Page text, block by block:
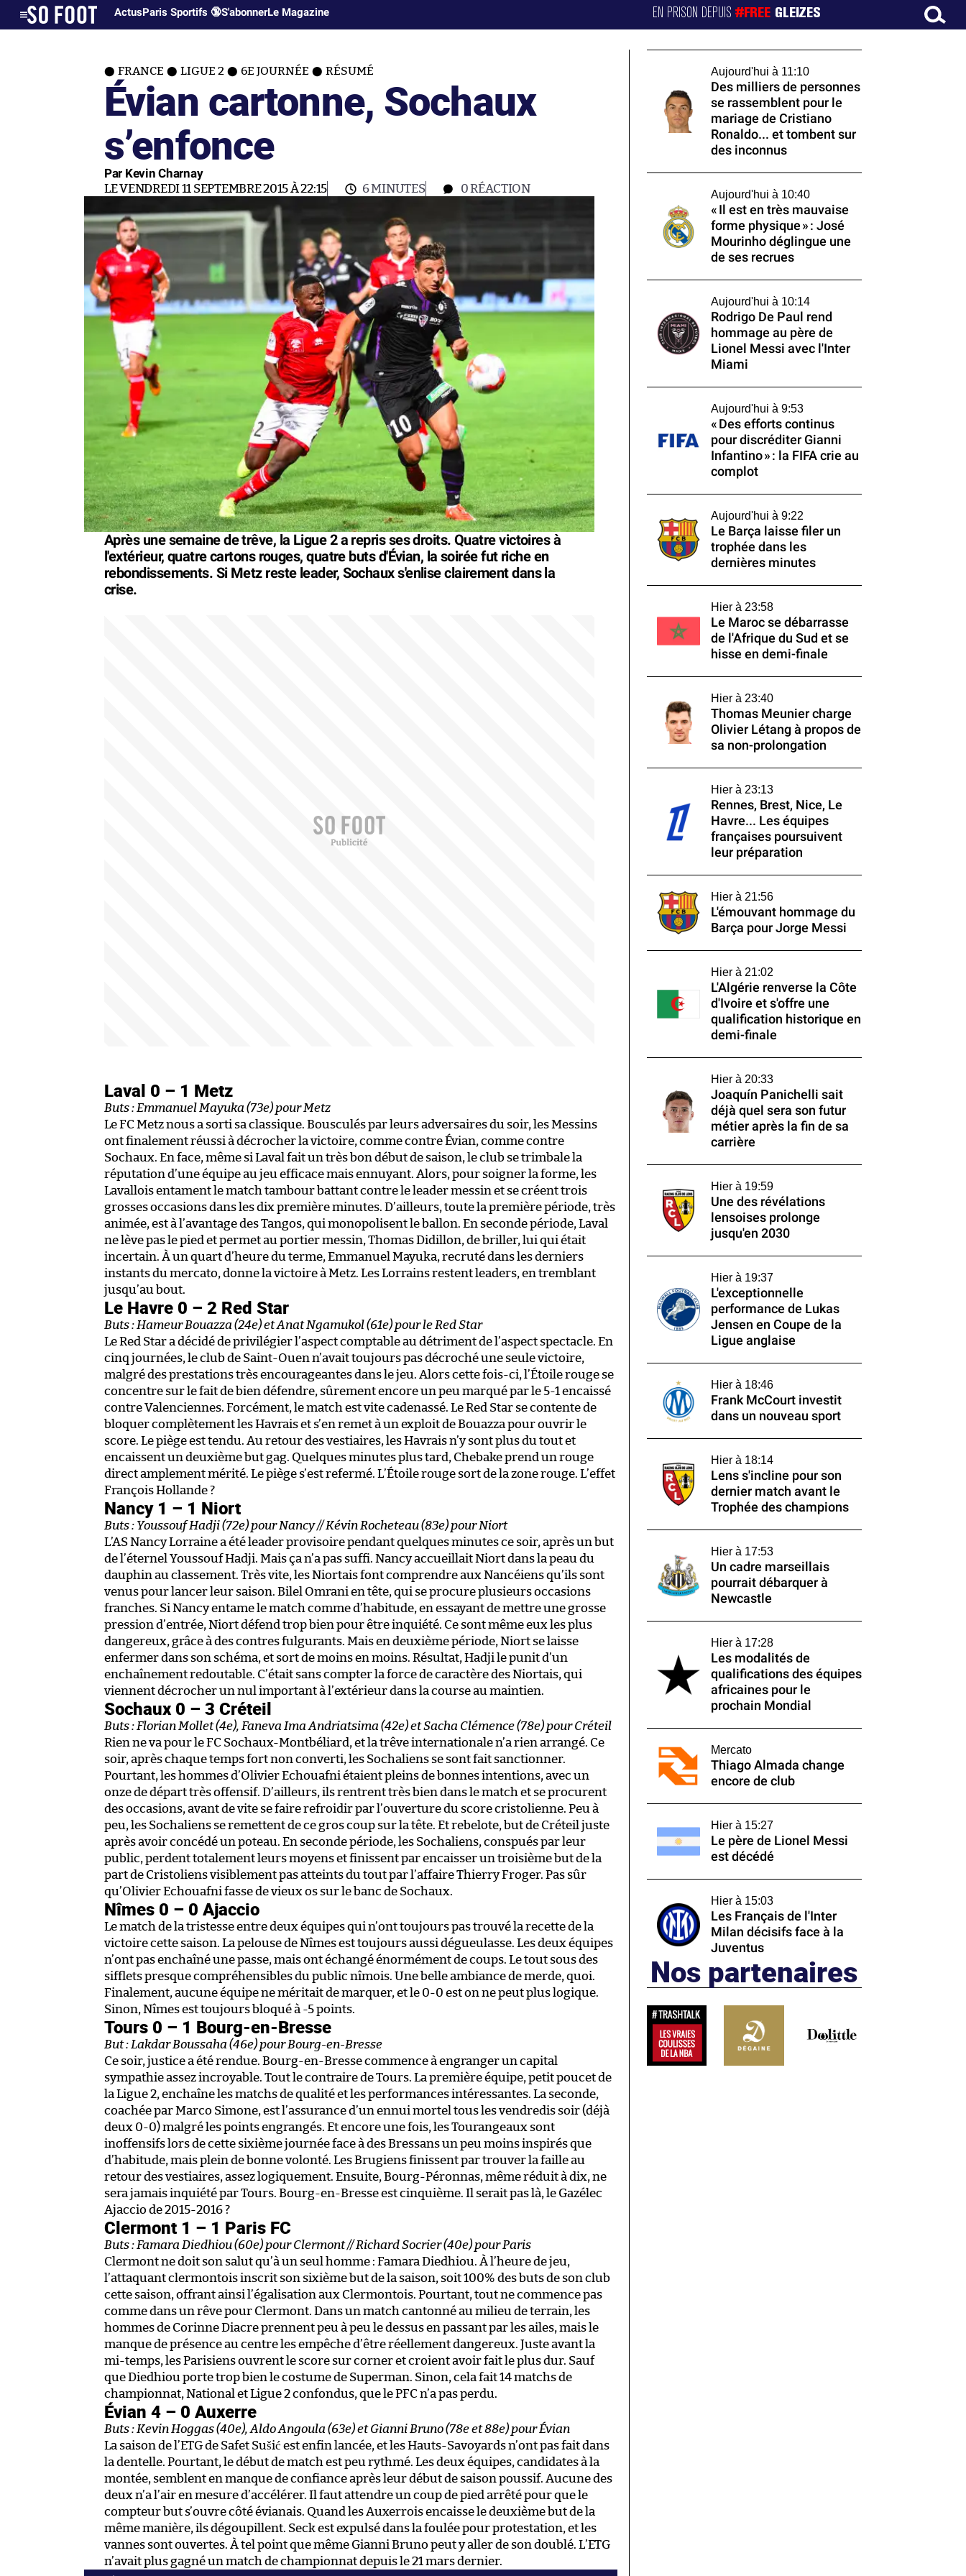
ActusParis Sportifs 🔞S'abonnerLe Magazine EN PRISON DEPUIS#FREE GLEIZES
FRANCE LIGUE 2 6E JOURNÉE RÉSUMÉ
Évian cartonne, Sochaux
s’enfonce
Par Kevin Charnay
LE VENDREDI 11 SEPTEMBRE 2015 À 22:15 6 MINUTES 0RÉACTION
Après une semaine de trêve, la Ligue 2 a repris ses droits. Quatre victoires à
l'extérieur, quatre cartons rouges, quatre buts d'Évian, la soirée fut riche en
rebondissements. Si Metz reste leader, Sochaux s'enlise clairement dans la
crise.
Laval 0 – 1 Metz
Buts : Emmanuel Mayuka (73e) pour Metz
Le FC Metz nous a sorti sa classique. Bousculés par leurs adversaires du soir, les Messins
ont finalement réussi à décrocher la victoire, comme contre Évian, comme contre
Sochaux. En face, même si Laval fait un très bon début de saison, le club se trimbale la
réputation d’une équipe au jeu efficace mais ennuyant. Alors, pour soigner la forme, les
Lavallois entament le match tambour battant contre le leader messin et se créent trois
grosses occasions dans les dix première minutes. D’ailleurs, toute la première période, très
animée, est à l’avantage des Tangos, qui monopolisent le ballon. En seconde période, Laval
ne lève pas le pied et permet au portier messin, Thomas Didillon, de briller, lui qui était
incertain. À un quart d’heure du terme, Emmanuel Mayuka, recruté dans les derniers
instants du mercato, donne la victoire à Metz. Les Lorrains restent leaders, en tremblant
jusqu’au bout.
Le Havre 0 – 2 Red Star
Buts : Hameur Bouazza (24e) et Anat Ngamukol (61e) pour le Red Star
Le Red Star a décidé de privilégier l’aspect comptable au détriment de l’aspect spectacle. En
cinq journées, le club de Saint-Ouen n’avait toujours pas décroché une seule victoire,
malgré des prestations très encourageantes dans le jeu. Alors cette fois-ci, l’Étoile rouge se
concentre sur le fait de bien défendre, sûrement encore un peu marqué par le 5-1 encaissé
contre Valenciennes. Forcément, le match est vite cadenassé. Le Red Star se contente de
bloquer complètement les Havrais et s’en remet à un exploit de Bouazza pour ouvrir le
score. Le piège est tendu. Au retour des vestiaires, les Havrais n’y sont plus du tout et
encaissent un deuxième but gag. Quelques minutes plus tard, Chebake prend un rouge
direct amplement mérité. Le piège s’est refermé. L’Étoile rouge sort de la zone rouge. L’effet
François Hollande ?
Nancy 1 – 1 Niort
Buts : Youssouf Hadji (72e) pour Nancy // Kévin Rocheteau (83e) pour Niort
L’AS Nancy Lorraine a été leader provisoire pendant quelques minutes ce soir, après un but
de l’éternel Youssouf Hadji. Mais ça n’a pas suffi. Nancy accueillait Niort dans la peau du
dauphin au classement. Très vite, les Niortais font comprendre aux Nancéiens qu’ils sont
venus pour lancer leur saison. Bilel Omrani en tête, qui se procure plusieurs occasions
franches. Si Nancy entame le match comme d’habitude, en essayant de mettre une grosse
pression d’entrée, Niort défend trop bien pour être inquiété. Ce sont même eux les plus
dangereux, grâce à des contres fulgurants. Mais en deuxième période, Niort se laisse
enfermer dans son schéma, et sort de moins en moins. Résultat, Hadji le punit d’un
enchaînement redoutable. C’était sans compter la force de caractère des Niortais, qui
viennent décrocher un nul important à l’extérieur dans la course au maintien.
Sochaux 0 – 3 Créteil
Buts : Florian Mollet (4e), Faneva Ima Andriatsima (42e) et Sacha Clémence (78e) pour Créteil
Rien ne va pour le FC Sochaux-Montbéliard, et la trêve internationale n’a rien arrangé. Ce
soir, après chaque temps fort non converti, les Sochaliens se sont fait sanctionner.
Pourtant, les hommes d’Olivier Echouafni étaient pleins de bonnes intentions, avec un
onze de départ très offensif. D’ailleurs, ils rentrent très bien dans le match et se procurent
des occasions, avant de vite se faire refroidir par l’ouverture du score cristolienne. Peu à
peu, les Sochaliens se remettent de ce gros coup sur la tête. Et rebelote, but de Créteil juste
après avoir concédé un poteau. En seconde période, les Sochaliens, conspués par leur
public, perdent totalement leurs moyens et finissent par encaisser un troisième but de la
part de Cristoliens visiblement pas atteints du tout par l’affaire Thierry Froger. Pas sûr
qu’Olivier Echouafni fasse de vieux os sur le banc de Sochaux.
Nîmes 0 – 0 Ajaccio
Le match de la tristesse entre deux équipes qui n’ont toujours pas trouvé la recette de la
victoire cette saison. La pelouse de Nîmes est toujours aussi dégueulasse. Les deux équipes
n’ont pas enchaîné une passe, mais ont échangé énormément de coups. Le tout sous des
sifflets presque compréhensibles du public nîmois. Une belle ambiance de merde, quoi.
Finalement, aucune équipe ne méritait de marquer, et le 0-0 est on ne peut plus logique.
Sinon, Nîmes est toujours bloqué à -5 points.
Tours 0 – 1 Bourg-en-Bresse
But : Lakdar Boussaha (46e) pour Bourg-en-Bresse
Ce soir, justice a été rendue. Bourg-en-Bresse commence à engranger un capital
sympathie assez incroyable. Tout le contraire de Tours. La première équipe, petit poucet de
la Ligue 2, enchaîne les matchs de qualité et les performances intéressantes. La seconde,
coachée par Marco Simone, est l’assurance d’un ennui mortel tous les vendredis soir (déjà
deux 0-0) malgré les points engrangés. Et encore une fois, les Tourangeaux sont
inoffensifs lors de cette sixième journée face à des Bressans un peu moins inspirés que
d’habitude, mais plein de bonne volonté. Les Brugiens finissent par trouver la faille au
retour des vestiaires, assez logiquement. Ensuite, Bourg-Péronnas, même réduit à dix, ne
sera jamais inquiété par Tours. Bourg-en-Bresse est cinquième. Il serait pas là, le Gazélec
Ajaccio de 2015-2016 ?
Clermont 1 – 1 Paris FC
Buts : Famara Diedhiou (60e) pour Clermont // Richard Socrier (40e) pour Paris
Clermont ne doit son salut qu’à un seul homme : Famara Diedhiou. À l’heure de jeu,
l’attaquant clermontois inscrit son sixième but de la saison, soit 100% des buts de son club
cette saison, offrant ainsi l’égalisation aux Clermontois. Pourtant, tout ne commence pas
comme dans un rêve pour Clermont. Dans un match cantonné au milieu de terrain, les
hommes de Corinne Diacre prennent peu à peu le dessus en passant par les ailes, mais le
manque de présence au centre les empêche d’être réellement dangereux. Juste avant la
mi-temps, les Parisiens ouvrent le score sur corner et croient avoir fait le plus dur. Sauf
que Diedhiou porte trop bien le costume de Superman. Sinon, cela fait 14 matchs de
championnat, National et Ligue 2 confondus, que le PFC n’a pas perdu.
Évian 4 – 0 Auxerre
Buts : Kevin Hoggas (40e), Aldo Angoula (63e) et Gianni Bruno (78e et 88e) pour Évian
La saison de l’ETG de Safet Sušić est enfin lancée, et les Hauts-Savoyards n’ont pas fait dans
la dentelle. Pourtant, le début de match est peu rythmé. Les deux équipes, candidates à la
montée, semblent en manque de confiance après leur début de saison poussif. Aucune des
deux n’a l’air en mesure d’accélérer. Il faut attendre un coup de pied arrêté pour que le
compteur but s’ouvre côté évianais. Quand les Auxerrois encaisse le deuxième but de la
même manière, ils dégoupillent. Seck est expulsé dans la foulée pour protestation, et les
vannes sont ouvertes. À tel point que même Gianni Bruno peut y aller de son doublé. L’ETG
n’avait plus gagné un match de championnat depuis le 21 mars dernier.
Aujourd'hui à 11:10
Des milliers de personnes
se rassemblent pour le
mariage de Cristiano
Ronaldo... et tombent sur
des inconnus
Aujourd'hui à 10:40
« Il est en très mauvaise
forme physique » : José
Mourinho déglingue une
de ses recrues
Aujourd'hui à 10:14
Rodrigo De Paul rend
hommage au père de
Lionel Messi avec l'Inter
Miami
Aujourd'hui à 9:53
« Des efforts continus
pour discréditer Gianni
Infantino » : la FIFA crie au
complot
Aujourd'hui à 9:22
Le Barça laisse filer un
trophée dans les
dernières minutes
Hier à 23:58
Le Maroc se débarrasse
de l'Afrique du Sud et se
hisse en demi-finale
Hier à 23:40
Thomas Meunier charge
Olivier Létang à propos de
sa non-prolongation
Hier à 23:13
Rennes, Brest, Nice, Le
Havre... Les équipes
françaises poursuivent
leur préparation
Hier à 21:56
L'émouvant hommage du
Barça pour Jorge Messi
Hier à 21:02
L'Algérie renverse la Côte
d'Ivoire et s'offre une
qualification historique en
demi-finale
Hier à 20:33
Joaquín Panichelli sait
déjà quel sera son futur
métier après la fin de sa
carrière
Hier à 19:59
Une des révélations
lensoises prolonge
jusqu'en 2030
Hier à 19:37
L'exceptionnelle
performance de Lukas
Jensen en Coupe de la
Ligue anglaise
Hier à 18:46
Frank McCourt investit
dans un nouveau sport
Hier à 18:14
Lens s'incline pour son
dernier match avant le
Trophée des champions
Hier à 17:53
Un cadre marseillais
pourrait débarquer à
Newcastle
Hier à 17:28
Les modalités de
qualifications des équipes
africaines pour le
prochain Mondial
Mercato
Thiago Almada change
encore de club
Hier à 15:27
Le père de Lionel Messi
est décédé
Hier à 15:03
Les Français de l'Inter
Milan décisifs face à la
Juventus
Nos partenaires